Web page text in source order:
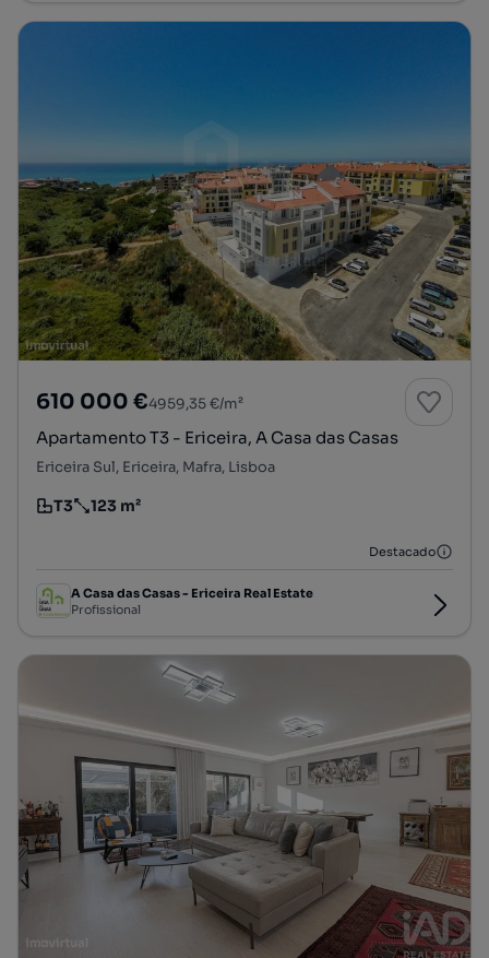
610 000 €4959,35 €/m²
Apartamento T3 - Ericeira, A Casa das Casas
Ericeira Sul, Ericeira, Mafra, Lisboa
Tipologia
T3
Preço por metro quadrado
123 m²
Destacado
A Casa das Casas - Ericeira Real Estate
Profissional